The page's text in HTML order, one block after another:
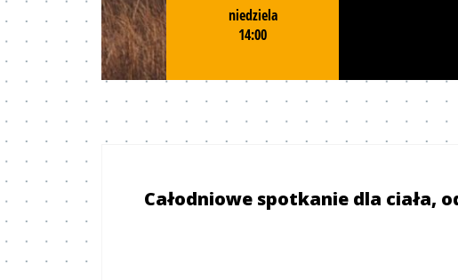
niedziela
14:00
Całodniowe spotkanie dla ciała,